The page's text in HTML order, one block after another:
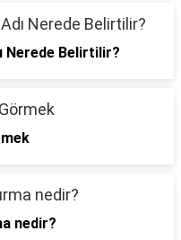
Nerede Belirtilir?
nedir?